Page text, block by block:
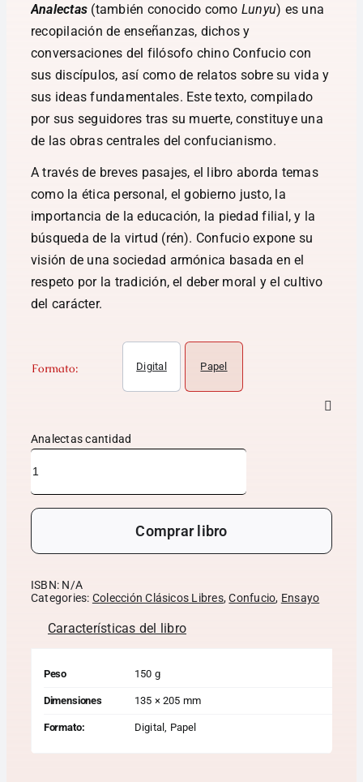
Analectas (también conocido como Lunyu) es una
recopilación de enseñanzas, dichos y
conversaciones del filósofo chino Confucio con
sus discípulos, así como de relatos sobre su vida y
sus ideas fundamentales. Este texto, compilado
por sus seguidores tras su muerte, constituye una
de las obras centrales del confucianismo.
A través de breves pasajes, el libro aborda temas
como la ética personal, el gobierno justo, la
importancia de la educación, la piedad filial, y la
búsqueda de la virtud (rén). Confucio expone su
visión de una sociedad armónica basada en el
respeto por la tradición, el deber moral y el cultivo
del carácter.
Formato: Digital Papel
Analectas cantidad
Comprar libro
ISBN: N/A
Categories: Colección Clásicos Libres,Confucio, Ensayo
Características del libro
Peso 150 g
Dimensiones 135 × 205 mm
Formato: Digital, Papel